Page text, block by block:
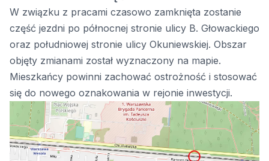
W związku z pracami czasowo zamknięta zostanie
część jezdni po północnej stronie ulicy B. Głowackiego
oraz południowej stronie ulicy Okuniewskiej. Obszar
objęty zmianami został wyznaczony na mapie.
Mieszkańcy powinni zachować ostrożność i stosować
się do nowego oznakowania w rejonie inwestycji.